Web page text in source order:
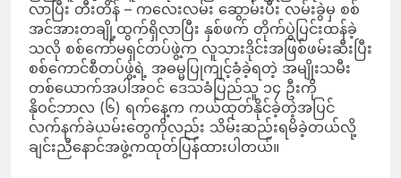
လာပြီး တီးတိန် – ကလေးလမ်း ဆွောမ်းပီး လမ်းခွဲမှ စစ်
အင်အားတချို့ထွက်ရှိလာပြီး နှစ်ဖက် တိုက်ပွဲပြင်းထန်ခဲ့
သလို စစ်ကော်မရှင်တပ်ဖွဲ့က လူသားဒိုင်းအဖြစ်ဖမ်းဆီးပြီး
စစ်ကောင်စီတပ်ဖွဲ့ရဲ့ အဓမ္မပြုကျင့်ခံခဲ့ရတဲ့ အမျိုးသမီး
တစ်ယောက်အပါအဝင် ဒေသခံပြည်သူ ၁၄ ဦးကို
နိုဝင်ဘာလ (၆) ရက်နေ့က ကယ်ထုတ်နိုင်ခဲ့တဲ့အပြင်
လက်နက်ခဲယမ်းတွေကိုလည်း သိမ်းဆည်းရမိခဲ့တယ်လို့
ချင်းညီနောင်အဖွဲ့ကထုတ်ပြန်ထားပါတယ်။